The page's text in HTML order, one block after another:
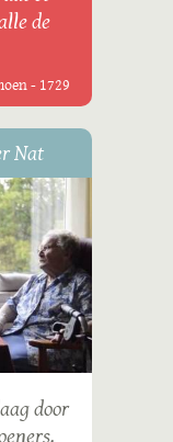
de
- 1729
Nat
door